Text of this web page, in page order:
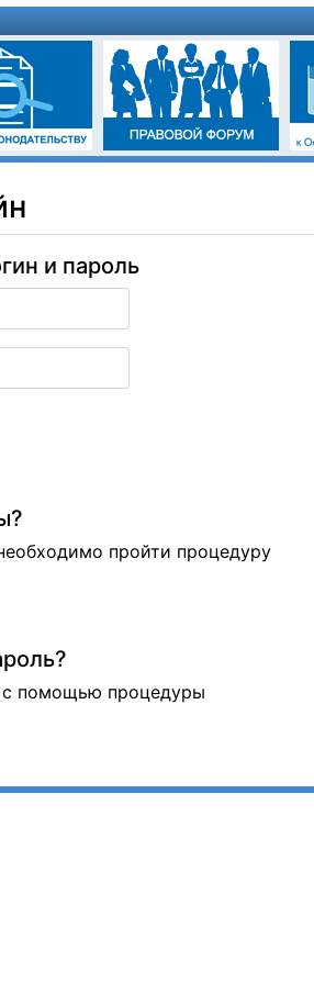
и пароль
пройти процедуру
с помощью процедуры